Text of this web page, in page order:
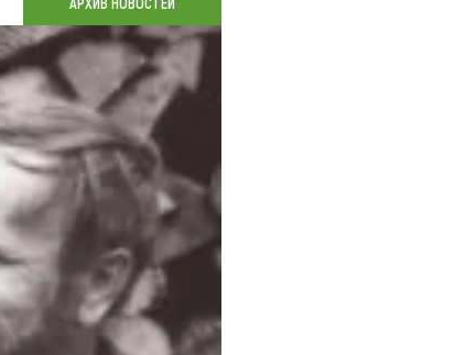
Коллекция впечатлений
Блог путешественника
Видеогалерея
Фотогалерея